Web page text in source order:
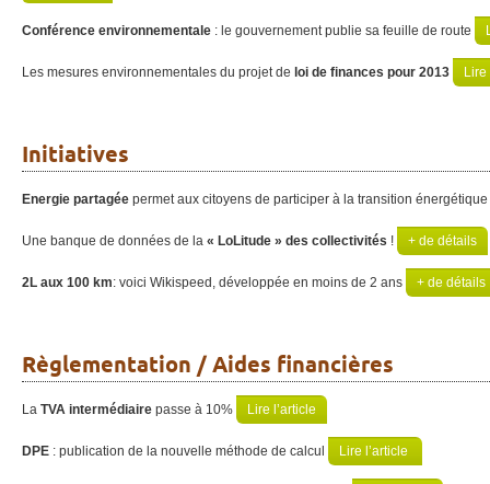
Conférence environnementale : le gouvernement publie sa feuille de route
Les mesures environnementales du projet de loi de finances pour 2013 Lire
Initiatives
Energie partagée permet aux citoyens de participer à la transition énergétique
Une banque de données de la « LoLitude » des collectivités ! + de détails
2L aux 100 km: voici Wikispeed, développée en moins de 2 ans + de détails
Règlementation / Aides financières
La TVA intermédiaire passe à 10% Lire l’article
DPE : publication de la nouvelle méthode de calcul Lire l’article